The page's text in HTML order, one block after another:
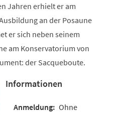
Jahren erhielt er am
an der Posaune
er sich neben seinem
am Konservatorium von
der Sacqueboute.
Informationen
Ohne